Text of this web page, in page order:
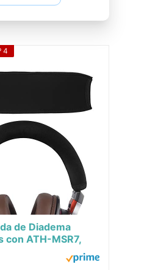
4
de Diadema
con ATH-MSR7,
ATH-MSR7BK,